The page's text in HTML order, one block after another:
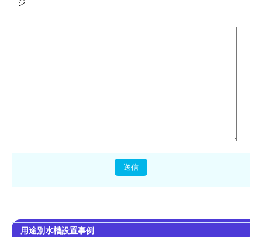
ジ
用途別水槽設置事例